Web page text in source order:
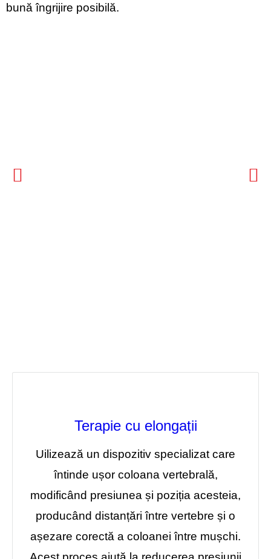
bună îngrijire posibilă.
Terapie cu elongații
Uilizează un dispozitiv specializat care
întinde ușor coloana vertebrală,
modificând presiunea și poziția acesteia,
producând distanțări între vertebre și o
așezare corectă a coloanei între mușchi.